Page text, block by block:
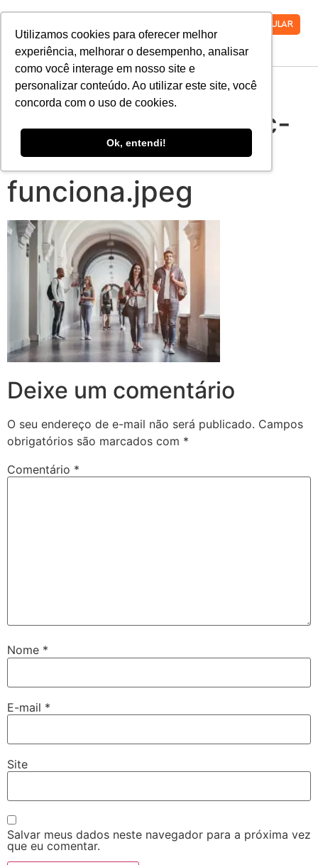
Utilizamos cookies para oferecer melhor
experiência, melhorar o desempenho, analisar
como você interage em nosso site e
personalizar conteúdo. Ao utilizar este site, você
concorda com o uso de cookies.
Ok, entendi!
VESTIBULAR
avaliacao-de-
faculdades-do-mec-
saiba-como-
funciona.jpeg
Deixe um comentário
O seu endereço de e-mail não será publicado. Campos
obrigatórios são marcados com *
Comentário *
Nome *
E-mail *
Site
Salvar meus dados neste navegador para a próxima vez
que eu comentar.